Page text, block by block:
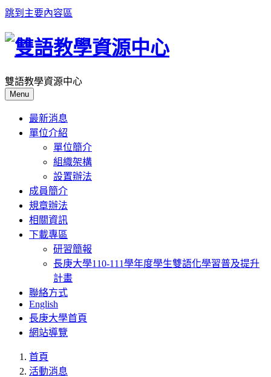
跳到主要內容區
雙語教學資源中心
Menu
最新消息
單位介紹
單位簡介
組織架構
設置辦法
成員簡介
規章辦法
相關資訊
下載專區
研習簡報
長庚大學110-111學年度學生雙語化學習普及提升
計畫
聯絡方式
English
長庚大學首頁
網站導覽
首頁
活動消息